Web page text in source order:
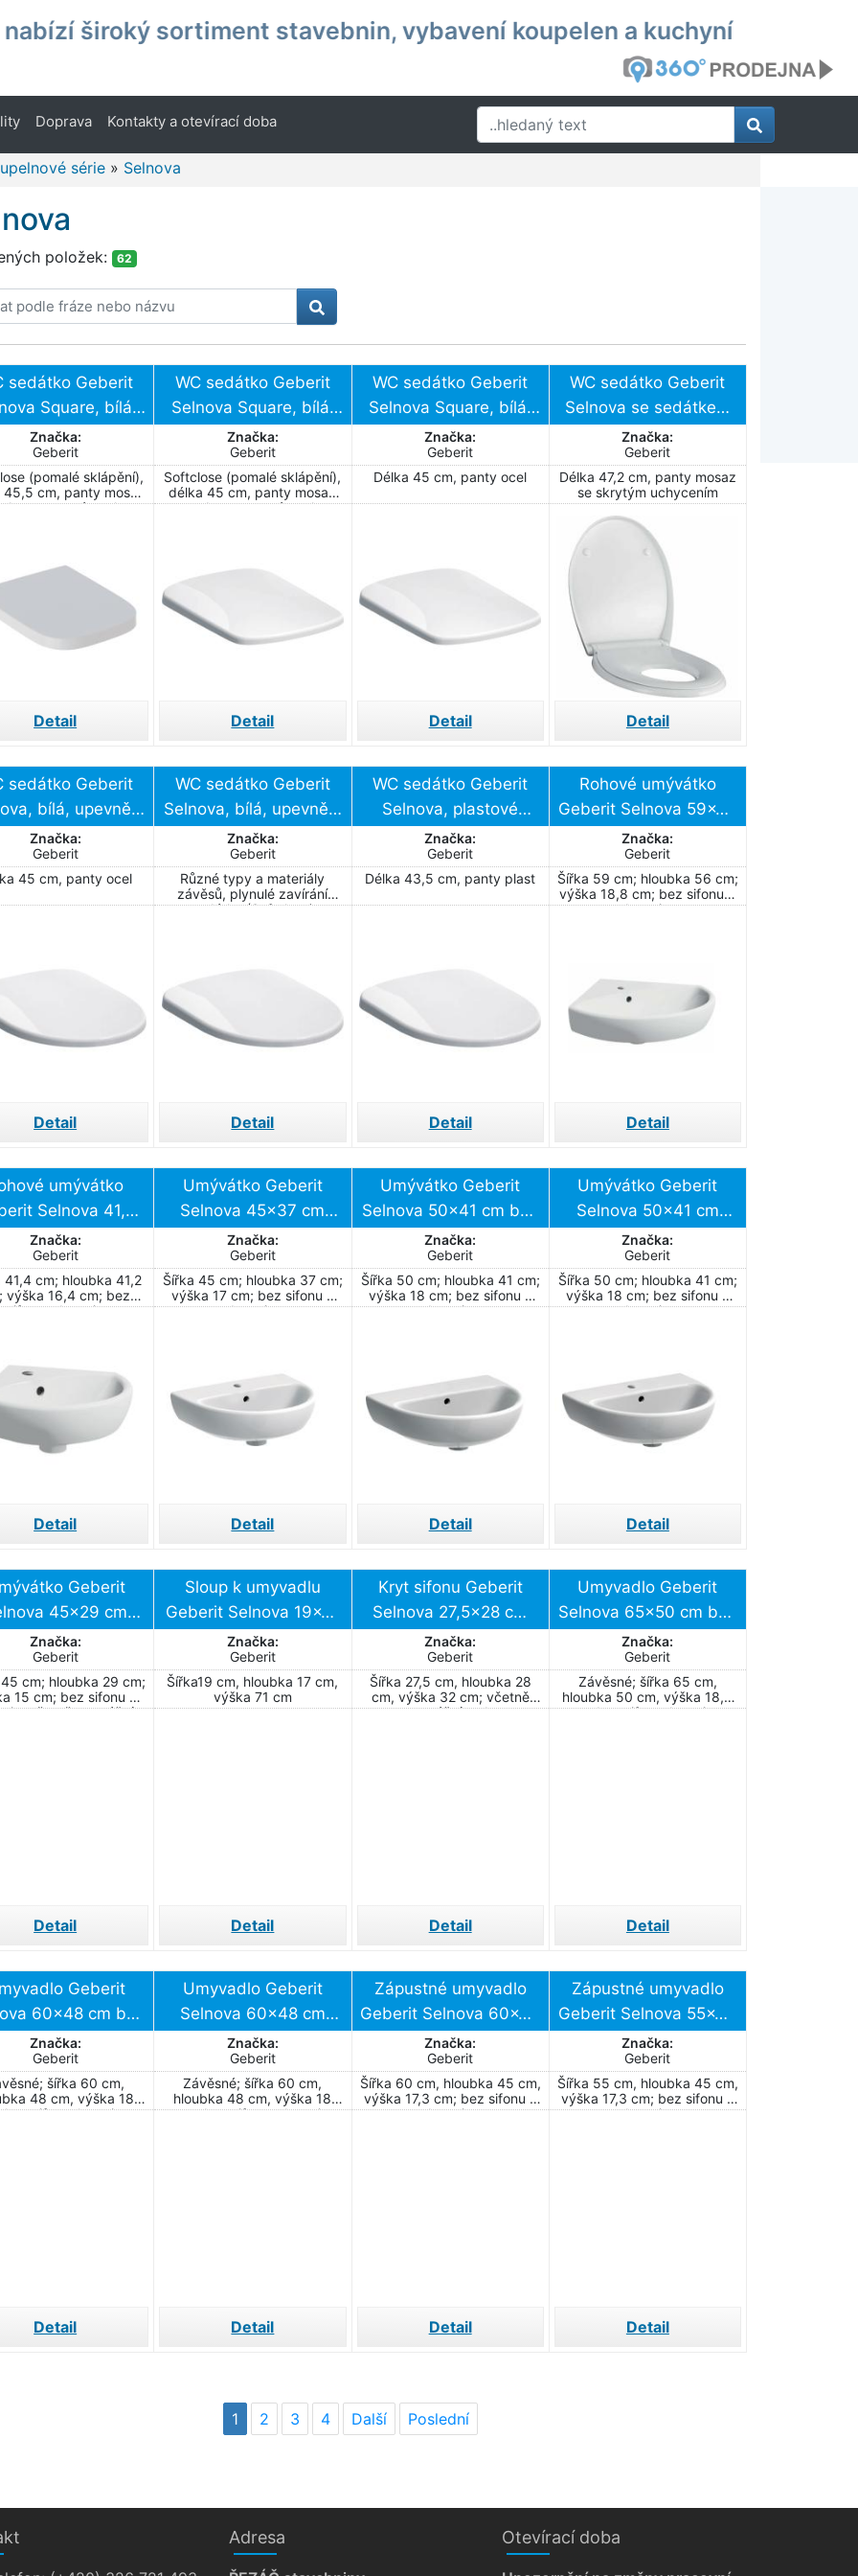
nabízí široký sortiment stavebnin, vybavení koupelen a kuchyní
Doprava Kontakty a otevírací doba
série » Selnova
položek: 62
sedátko Geberit
Square, bílá,
upevnění shora
Značka:
Geberit
(pomalé sklápění),
cm, panty mosaz
nerezová ocel
Detail
WC sedátko Geberit
Selnova Square, bílá,
upevnění shora
Značka:
Geberit
Softclose (pomalé sklápění),
délka 45 cm, panty mosaz
nebo nerezová ocel
Detail
WC sedátko Geberit
Selnova Square, bílá,
upevnění zdola
Značka:
Geberit
Délka 45 cm, panty ocel
Detail
WC sedátko Geberit
Selnova se sedátkem
pro děti, bílá, upevnění
shora
Značka:
Geberit
Délka 47,2 cm, panty mosaz
se skrytým uchycením
Detail
sedátko Geberit
bílá, upevnění
zdola
Značka:
Geberit
45 cm, panty ocel
Detail
WC sedátko Geberit
Selnova, bílá, upevnění
shora
Značka:
Geberit
Různé typy a materiály
závěsů, plynulé zavírání
sedátka (Softclose)
Detail
WC sedátko Geberit
Selnova, plastové
upevňovací závěsy,
bílá, upevnění zdola
Značka:
Geberit
Délka 43,5 cm, panty plast
Detail
Rohové umývátko
Geberit Selnova 59x56
cm otvor pro baterii
uprostřed
501.050.00.5
Značka:
Geberit
Šířka 59 cm; hloubka 56 cm;
výška 18,8 cm; bez sifonu a
baterie
Detail
umývátko
Selnova 41,2
otvor pro baterii
500.326.01.5
Značka:
Geberit
41,4 cm; hloubka 41,2
výška 16,4 cm; bez
sifonu a baterie
Detail
Umývátko Geberit
Selnova 45x37 cm
otvor pro baterii
uprostřed 500.324.01.7
Značka:
Geberit
Šířka 45 cm; hloubka 37 cm;
výška 17 cm; bez sifonu a
baterie
Detail
Umývátko Geberit
Selnova 50x41 cm bez
otvoru pro baterii
500.294.01.7
Značka:
Geberit
Šířka 50 cm; hloubka 41 cm;
výška 18 cm; bez sifonu a
baterie
Detail
Umývátko Geberit
Selnova 50x41 cm
otvor pro baterii
uprostřed 500.295.01.7
Značka:
Geberit
Šířka 50 cm; hloubka 41 cm;
výška 18 cm; bez sifonu a
baterie
Detail
Geberit
45x29 cm
otvor pro baterii
uprostřed
500.320.01.7
Značka:
Geberit
cm; hloubka 29 cm;
15 cm; bez sifonu a
včetně montážní
Detail
Sloup k umyvadlu
Geberit Selnova 19x17
cm otvor pro baterii
uprostřed 500.341.01.7
Značka:
Geberit
Šířka19 cm, hloubka 17 cm,
výška 71 cm
Detail
Kryt sifonu Geberit
Selnova 27,5x28 cm
otvor pro baterii
uprostřed
500.329.01.7
Značka:
Geberit
Šířka 27,5 cm, hloubka 28
cm, výška 32 cm; včetně
montážní sady
Detail
Umyvadlo Geberit
Selnova 65x50 cm bez
otvoru pro baterii
500.297.01.2
Značka:
Geberit
Závěsné; šířka 65 cm,
hloubka 50 cm, výška 18,5
cm; bez sifonu, baterie a
Detail
Geberit
60x48 cm bez
pro baterii
500.305.01.5
Značka:
Geberit
šířka 60 cm,
48 cm, výška 18
bez sifonu, baterie a
Detail
Umyvadlo Geberit
Selnova 60x48 cm
otvor pro baterii
uprostřed
500.305.01.7
Značka:
Geberit
Závěsné; šířka 60 cm,
hloubka 48 cm, výška 18
cm; bez sifonu a baterie
Detail
Zápustné umyvadlo
Geberit Selnova 60x45
cm otvor pro baterii
uprostřed 500.307.01.1
Značka:
Geberit
Šířka 60 cm, hloubka 45 cm,
výška 17,3 cm; bez sifonu a
baterie
Detail
Zápustné umyvadlo
Geberit Selnova 55x45
cm otvor pro baterii
uprostřed 500.306.01.1
Značka:
Geberit
Šířka 55 cm, hloubka 45 cm,
výška 17,3 cm; bez sifonu a
baterie
Detail
1 2 3 4 Další Poslední
Adresa Otevírací doba